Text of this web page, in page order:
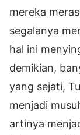
mereka
segalanya
hal ini
demikian,
yang sejati,
menjadi
artinya